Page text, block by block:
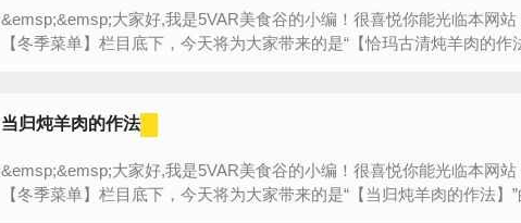
&emsp;&emsp;大家好,我是5VAR美食谷的小编！很喜悦你能光临本网
【冬季菜单】栏目底下，今天将为大家带来的是“【恰玛古清炖羊肉的作
当归炖羊肉的作法
&emsp;&emsp;大家好,我是5VAR美食谷的小编！很喜悦你能光临本网
【冬季菜单】栏目底下，今天将为大家带来的是“【当归炖羊肉的作法】